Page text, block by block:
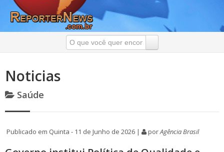
Noticias
Saúde
Publicado em Quinta - 11 de Junho de 2026 | porAgência Brasil